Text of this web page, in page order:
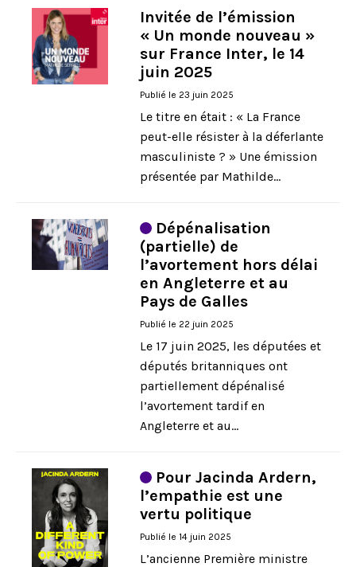
Invitée de l’émission
« Un monde nouveau »
sur France Inter, le 14
juin 2025
Publié le 23 juin 2025
Le titre en était : « La France
peut-elle résister à la déferlante
masculiniste ? » Une émission
présentée par Mathilde...
Dépénalisation
(partielle) de
l’avortement hors délai
en Angleterre et au
Pays de Galles
Publié le 22 juin 2025
Le 17 juin 2025, les députées et
députés britanniques ont
partiellement dépénalisé
l’avortement tardif en
Angleterre et au...
Pour Jacinda Ardern,
l’empathie est une
vertu politique
Publié le 14 juin 2025
L’ancienne Première ministre